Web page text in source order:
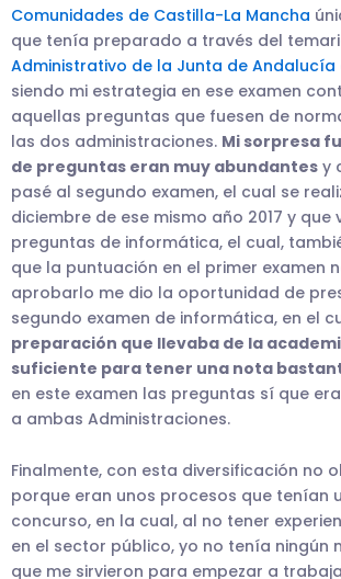
Comunidades de Castilla-La Mancha
que tenía preparado a través del
Administrativo de la Junta de Andalucía
siendo mi estrategia en ese examen
aquellas preguntas que fuesen de
las dos administraciones. Mi sorpresa
de preguntas eran muy abundantes y
pasé al segundo examen, el cual se
diciembre de ese mismo año 2017 y
preguntas de informática, el cual,
que la puntuación en el primer examen
aprobarlo me dio la oportunidad de
segundo examen de informática, en el
preparación que llevaba de la
suficiente para tener una nota
en este examen las preguntas sí que
a ambas Administraciones.
Finalmente, con esta diversificación no
porque eran unos procesos que tenían
concurso, en la cual, al no tener
en el sector público, yo no tenía ningún
que me sirvieron para empezar a